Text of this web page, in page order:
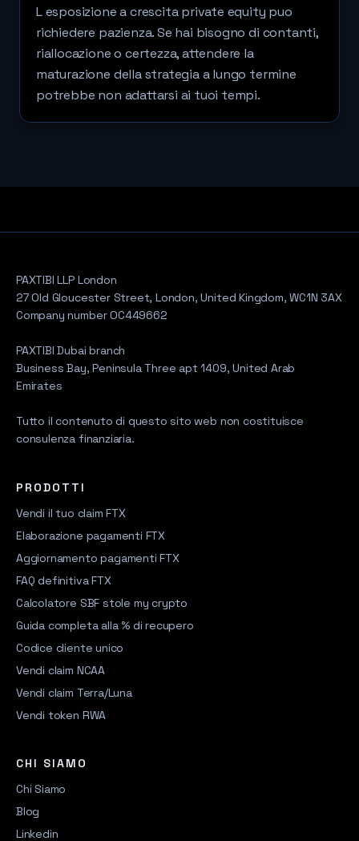
L esposizione a crescita private equity puo
richiedere pazienza. Se hai bisogno di contanti,
riallocazione o certezza, attendere la
maturazione della strategia a lungo termine
potrebbe non adattarsi ai tuoi tempi.
PAXTIBI LLP London
27 Old Gloucester Street, London, United Kingdom, WC1N 3AX
Company number OC449662
PAXTIBI Dubai branch
Business Bay, Peninsula Three apt 1409, United Arab
Emirates
Tutto il contenuto di questo sito web non costituisce
consulenza finanziaria.
PRODOTTI
Vendi il tuo claim FTX
Elaborazione pagamenti FTX
Aggiornamento pagamenti FTX
FAQ definitiva FTX
Calcolatore SBF stole my crypto
Guida completa alla % di recupero
Codice cliente unico
Vendi claim NCAA
Vendi claim Terra/Luna
Vendi token RWA
CHI SIAMO
Chi Siamo
Blog
Linkedin